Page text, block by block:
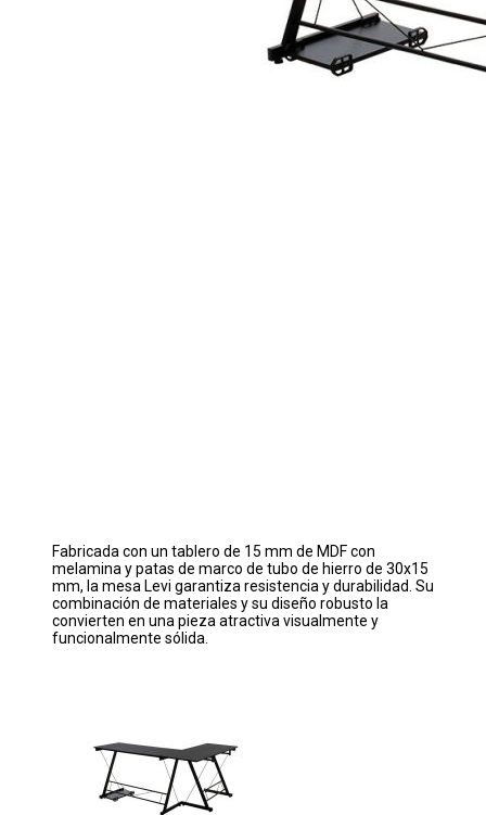
Fabricada con un tablero de 15 mm de MDF con
melamina y patas de marco de tubo de hierro de 30x15
mm, la mesa Levi garantiza resistencia y durabilidad. Su
combinación de materiales y su diseño robusto la
convierten en una pieza atractiva visualmente y
funcionalmente sólida.